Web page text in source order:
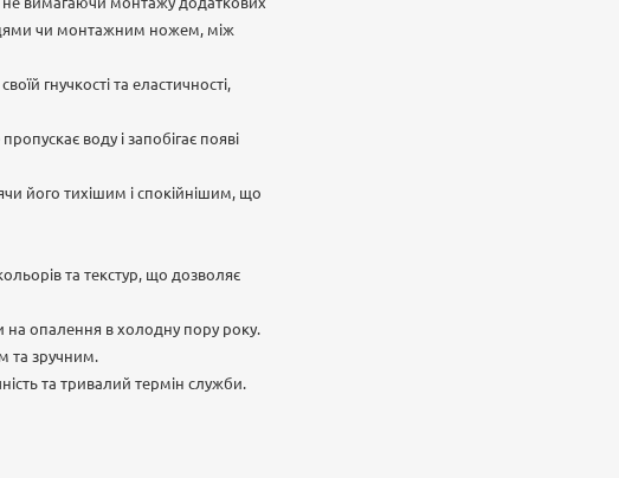
чи монтажним ножем, між
гнучкості та еластичності,
воду і запобігає появі
його тихішим і спокійнішим, що
та текстур, що дозволяє
на опалення в холодну пору року.
та зручним.
та тривалий термін служби.